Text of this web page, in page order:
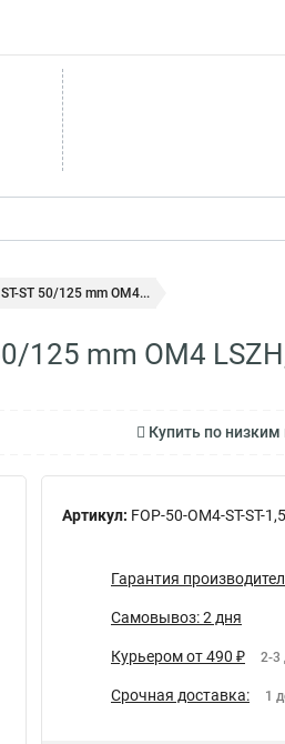
ST 50/125 mm OM4...
mm OM4 LSZH,
Купить по низким
Артикул: FOP-50-OM4-ST-ST-
Гарантия
Самовывоз: 2 дня
Курьером от 490 ₽ 2-3
Срочная доставка: 1